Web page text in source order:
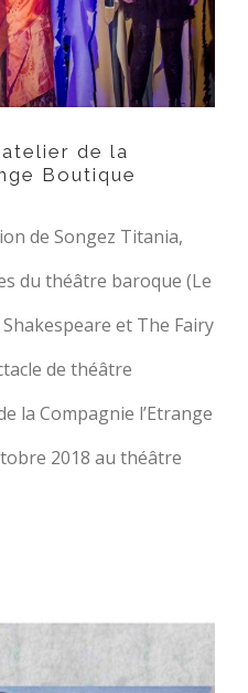
de la
Boutique
de Songez Titania,
du théâtre baroque (Le
Shakespeare et The Fairy
de théâtre
la Compagnie l’Etrange
2018 au théâtre